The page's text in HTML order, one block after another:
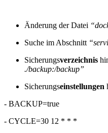
Änderung der Datei
Suche im Abschnitt
Sicherungsverzeichnis
./backup:/backup”
Sicherungseinstellungen
- BACKUP=true
- CYCLE=30 12 * * *